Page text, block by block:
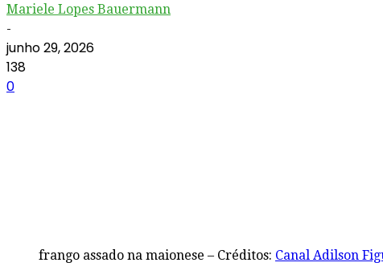
Mariele Lopes Bauermann
-
junho 29, 2026
138
0
frango assado na maionese – Créditos: Canal Adilson